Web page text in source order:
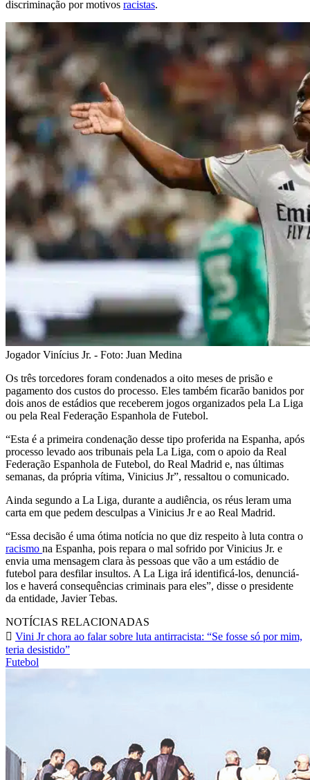
discriminação por motivos racistas.
Jogador Vinícius Jr. - Foto: Juan Medina
Os três torcedores foram condenados a oito meses de prisão e
pagamento dos custos do processo. Eles também ficarão banidos por
dois anos de estádios que receberem jogos organizados pela La Liga
ou pela Real Federação Espanhola de Futebol.
“Esta é a primeira condenação desse tipo proferida na Espanha, após
processo levado aos tribunais pela La Liga, com o apoio da Real
Federação Espanhola de Futebol, do Real Madrid e, nas últimas
semanas, da própria vítima, Vinicius Jr”, ressaltou o comunicado.
Ainda segundo a La Liga, durante a audiência, os réus leram uma
carta em que pedem desculpas a Vinicius Jr e ao Real Madrid.
“Essa decisão é uma ótima notícia no que diz respeito à luta contra o
racismo na Espanha, pois repara o mal sofrido por Vinicius Jr. e
envia uma mensagem clara às pessoas que vão a um estádio de
futebol para desfilar insultos. A La Liga irá identificá-los, denunciá-
los e haverá consequências criminais para eles”, disse o presidente
da entidade, Javier Tebas.
NOTÍCIAS RELACIONADAS
Vini Jr chora ao falar sobre luta antirracista: “Se fosse só por mim,
teria desistido”
Futebol